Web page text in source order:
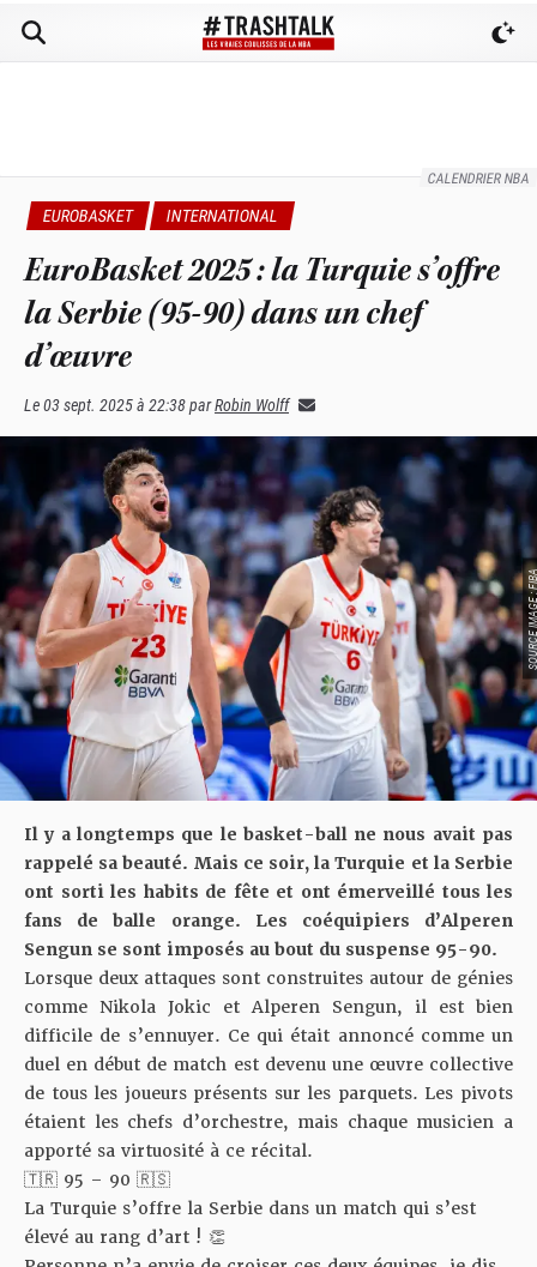
CALENDRIER NBA
EUROBASKET INTERNATIONAL
EuroBasket 2025 : la Turquie s’offre
la Serbie (95-90) dans un chef
d’œuvre
Le03 sept. 2025 à 22:38parRobin Wolff
SOURCE
Il y a longtemps que le basket-ball ne nous avait pas
rappelé sa beauté. Mais ce soir, la Turquie et la Serbie
ont sorti les habits de fête et ont émerveillé tous les
fans de balle orange. Les coéquipiers d’Alperen
Sengun se sont imposés au bout du suspense 95-90.
Lorsque deux attaques sont construites autour de génies
comme Nikola Jokic et Alperen Sengun, il est bien
difficile de s’ennuyer. Ce qui était annoncé comme un
duel en début de match est devenu une œuvre collective
de tous les joueurs présents sur les parquets. Les pivots
étaient les chefs d’orchestre, mais chaque musicien a
apporté sa virtuosité à ce récital.
🇹🇷 95 – 90 🇷🇸
La Turquie s’offre la Serbie dans un match qui s’est
élevé au rang d’art ! 👏